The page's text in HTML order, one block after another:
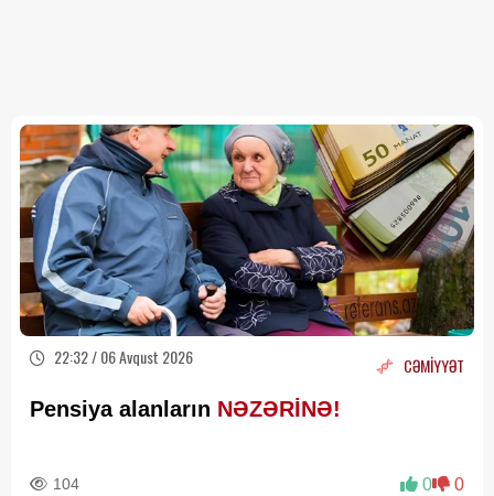
22:32 / 06 Avqust 2026 CƏMİYYƏT
Pensiya alanların NƏZƏRİNƏ!
104 0 0